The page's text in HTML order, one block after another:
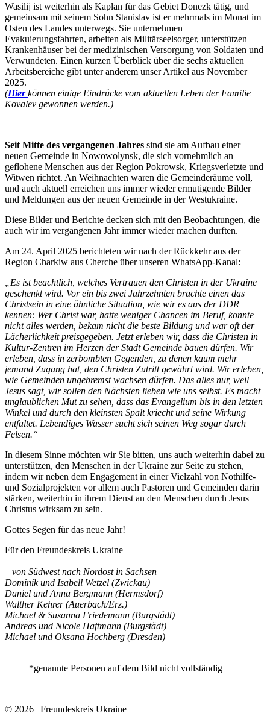
Wasilij ist weiterhin als Kaplan für das Gebiet Donezk tätig, und
gemeinsam mit seinem Sohn Stanislav ist er mehrmals im Monat im
Osten des Landes unterwegs. Sie unternehmen
Evakuierungsfahrten, arbeiten als Militärseelsorger, unterstützen
Krankenhäuser bei der medizinischen Versorgung von Soldaten und
Verwundeten. Einen kurzen Überblick über die sechs aktuellen
Arbeitsbereiche gibt unter anderem unser Artikel aus November
2025.
(Hierkönnen einige Eindrücke vom aktuellen Leben der Familie
Kovalev gewonnen werden.)
Seit Mitte des vergangenen Jahres sind sie am Aufbau einer
neuen Gemeinde in Nowowolynsk, die sich vornehmlich an
geflohene Menschen aus der Region Pokrowsk, Kriegsverletzte und
Witwen richtet. An Weihnachten waren die Gemeinderäume voll,
und auch aktuell erreichen uns immer wieder ermutigende Bilder
und Meldungen aus der neuen Gemeinde in der Westukraine.
Diese Bilder und Berichte decken sich mit den Beobachtungen, die
auch wir im vergangenen Jahr immer wieder machen durften.
Am 24. April 2025 berichteten wir nach der Rückkehr aus der
Region Charkiw aus Cherche über unseren WhatsApp-Kanal:
„Es ist beachtlich, welches Vertrauen den Christen in der Ukraine
geschenkt wird. Vor ein bis zwei Jahrzehnten brachte einen das
Christsein in eine ähnliche Situation, wie wir es aus der DDR
kennen: Wer Christ war, hatte weniger Chancen im Beruf, konnte
nicht alles werden, bekam nicht die beste Bildung und war oft der
Lächerlichkeit preisgegeben. Jetzt erleben wir, dass die Christen in
Kultur-Zentren im Herzen der Stadt Gemeinde bauen dürfen. Wir
erleben, dass in zerbombten Gegenden, zu denen kaum mehr
jemand Zugang hat, den Christen Zutritt gewährt wird. Wir erleben,
wie Gemeinden ungebremst wachsen dürfen. Das alles nur, weil
Jesus sagt, wir sollen den Nächsten lieben wie uns selbst. Es macht
unglaublichen Mut zu sehen, dass das Evangelium bis in den letzten
Winkel und durch den kleinsten Spalt kriecht und seine Wirkung
entfaltet. Lebendiges Wasser sucht sich seinen Weg sogar durch
Felsen.“
In diesem Sinne möchten wir Sie bitten, uns auch weiterhin dabei zu
unterstützen, den Menschen in der Ukraine zur Seite zu stehen,
indem wir neben dem Engagement in einer Vielzahl von Nothilfe-
und Sozialprojekten vor allem auch Pastoren und Gemeinden darin
stärken, weiterhin in ihrem Dienst an den Menschen durch Jesus
Christus wirksam zu sein.
Gottes Segen für das neue Jahr!
Für den Freundeskreis Ukraine
– von Südwest nach Nordost in Sachsen –
Dominik und Isabell Wetzel (Zwickau)
Daniel und Anna Bergmann (Hermsdorf)
Walther Kehrer (Auerbach/Erz.)
Michael & Susanna Friedemann (Burgstädt)
Andreas und Nicole Haftmann (Burgstädt)
Michael und Oksana Hochberg (Dresden)
*genannte Personen auf dem Bild nicht vollständig
© 2026 | Freundeskreis Ukraine